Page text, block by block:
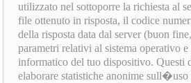
utilizzato nel sottoporre la richiesta al
file ottenuto in risposta, il codice
della risposta data dal server (buon
parametri relativi al sistema operativo
informatico del tuo dispositivo. Questi
elaborare statistiche anonime